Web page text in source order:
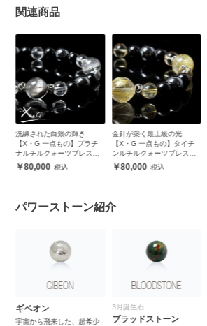
関連商品
洗練された白銀の輝き
【X・G 一点もの】プラチ
ナルチルクォーツブレスレ
ット80,000
金針が築く最上級の光
【X・G 一点もの】タイチ
ンルチルクォーツブレスレ
ット80,000
パワーストーン紹介
ギベオン
宇宙から飛来した、超希少
3月誕生石
ブラッドストーン